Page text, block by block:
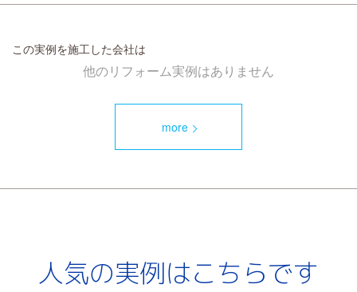
この実例を施工した会社は
他のリフォーム実例はありません
more
人気の実例はこちらです